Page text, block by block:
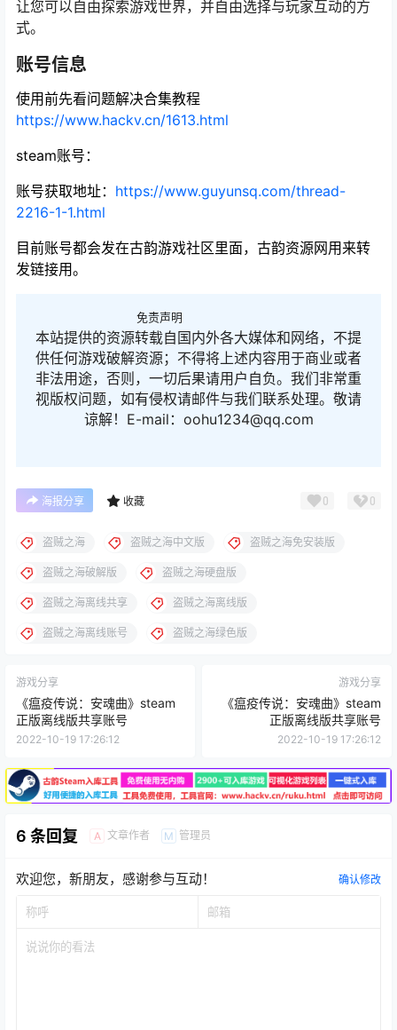
让您可以自由探索游戏世界，并自由选择与玩家互动的方
式。
账号信息
使用前先看问题解决合集教程
https://www.hackv.cn/1613.html
steam账号：
账号获取地址： https://www.guyunsq.com/thread-
2216-1-1.html
目前账号都会发在古韵游戏社区里面，古韵资源网用来转
发链接用。
免责声明
本站提供的资源转载自国内外各大媒体和网络，不提
供任何游戏破解资源；不得将上述内容用于商业或者
非法用途，否则，一切后果请用户自负。我们非常重
视版权问题，如有侵权请邮件与我们联系处理。敬请
谅解！E-mail：oohu1234@qq.com
海报分享 收藏 0 0
盗贼之海 盗贼之海中文版 盗贼之海免安装版
盗贼之海破解版 盗贼之海硬盘版
盗贼之海离线共享 盗贼之海离线版
盗贼之海离线账号 盗贼之海绿色版
游戏分享
《瘟疫传说：安魂曲》steam
正版离线版共享账号
2022-10-19 17:26:12
游戏分享
《瘟疫传说：安魂曲》steam
正版离线版共享账号
2022-10-19 17:26:12
6 条回复 A 文章作者 M 管理员
欢迎您，新朋友，感谢参与互动！ 确认修改